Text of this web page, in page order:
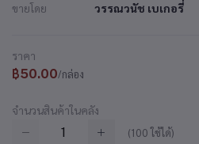
ขายโดย วรรณวนัช เบเกอรี่
ราคา
฿50.00/กล่อง
จำนวนสินค้าในคลัง
(100 ใช้ได้)